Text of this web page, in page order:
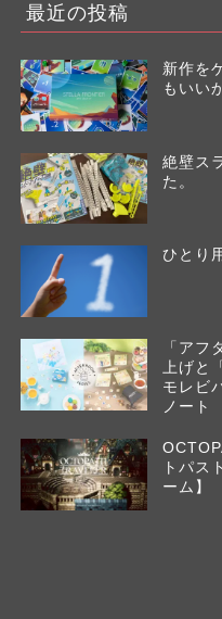
最近の投稿
新作を
もいい
絶壁ス
た。
ひとり
「アフ
上げと
モレビ
ノート
トパ
ーム】